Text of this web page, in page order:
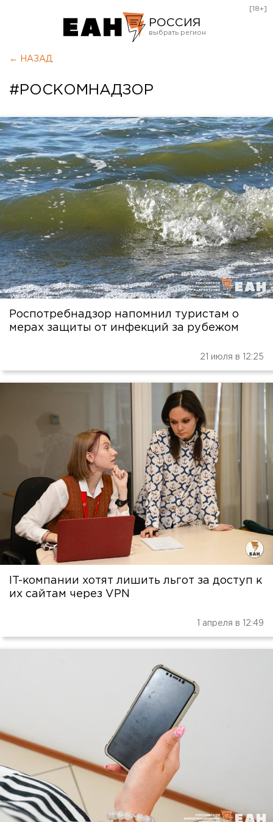
РОССИЯ
Оренбург
[18+]
← НАЗАД
#РОСКОМНАДЗОР
Роспотребнадзор напомнил туристам о
мерах защиты от инфекций за рубежом
21 июля в 12:25
IT-компании хотят лишить льгот за доступ к
их сайтам через VPN
1 апреля в 12:49